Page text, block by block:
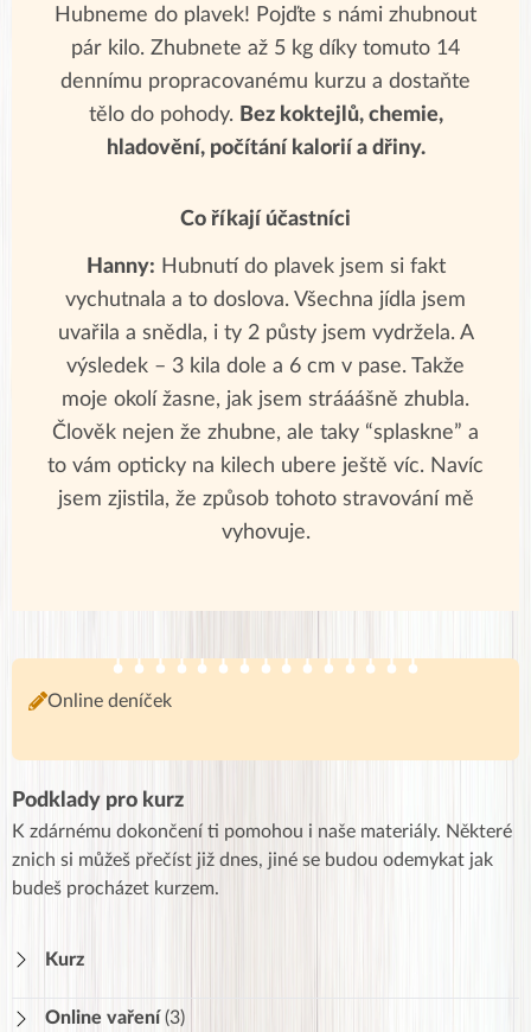
Hubneme do plavek! Pojďte s námi zhubnout
pár kilo. Zhubnete až 5 kg díky tomuto 14
dennímu propracovanému kurzu a dostaňte
tělo do pohody. Bez koktejlů, chemie,
hladovění, počítání kalorií a dřiny.
Co říkají účastníci
Hanny: Hubnutí do plavek jsem si fakt
vychutnala a to doslova. Všechna jídla jsem
uvařila a snědla, i ty 2 půsty jsem vydržela. A
výsledek – 3 kila dole a 6 cm v pase. Takže
moje okolí žasne, jak jsem strááášně zhubla.
Člověk nejen že zhubne, ale taky “splaskne” a
to vám opticky na kilech ubere ještě víc. Navíc
jsem zjistila, že způsob tohoto stravování mě
vyhovuje.
Online deníček
Podklady pro kurz
K zdárnému dokončení ti pomohou i naše materiály. Některé
znich si můžeš přečíst již dnes, jiné se budou odemykat jak
budeš procházet kurzem.
Kurz
Online vaření (3)